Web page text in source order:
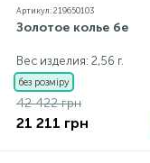
Артикул: 219650103
Золотое колье бе
Вес изделия: 2,56 г.
без розміру
42 422 грн
21 211 грн